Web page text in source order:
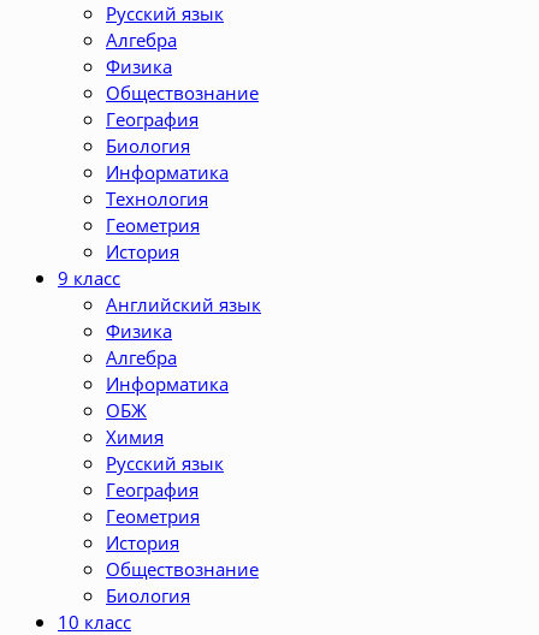
Русский язык
Алгебра
Физика
Обществознание
География
Биология
Информатика
Технология
Геометрия
История
9 класс
Английский язык
Физика
Алгебра
Информатика
ОБЖ
Химия
Русский язык
География
Геометрия
История
Обществознание
Биология
10 класс